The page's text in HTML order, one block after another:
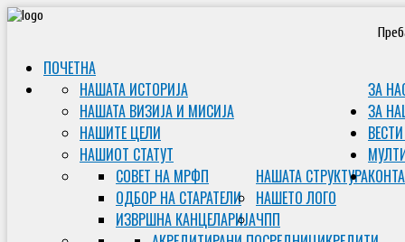
ПОЧЕТНА
ЗА
НАШАТА ИСТОРИЈА
НАШАТА ВИЗИЈА И МИСИЈА
НАШИТЕ ЦЕЛИ
НАШИОТ СТАТУТ
НАШАТА СТРУКТУРА
СОВЕТ НА МРФП
ОДБОР НА СТАРАТЕЛИ
ИЗВРШНА КАНЦЕЛАРИЈА
НАШЕТО ЛОГО
ЧПП
ЗА